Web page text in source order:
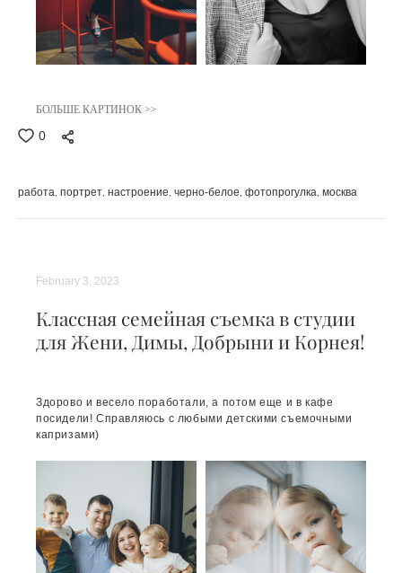
БОЛЬШЕ КАРТИНОК >>
0
работа портрет настроение черно-белое фотопрогулка москва
Классная семейная съемка в студии
для Жени, Димы, Добрыни и Корнея!
February 3, 2023
Здорово и весело поработали, а потом еще и в кафе
посидели! Справляюсь с любыми детскими съемочными
капризами)